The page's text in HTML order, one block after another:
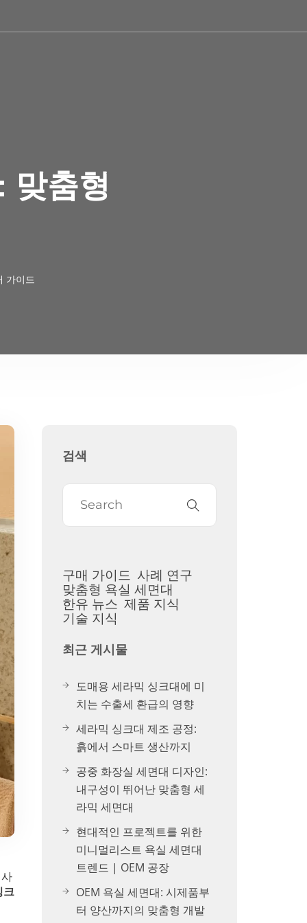
맞춤형
가이드
크
검색
구매 가이드 사례 연구
맞춤형 욕실 세면대
한유 뉴스 제품 지식
기술 지식
최근 게시물
도매용 세라믹 싱크대에 미
치는 수출세 환급의 영향
세라믹 싱크대 제조 공정:
흙에서 스마트 생산까지
공중 화장실 세면대 디자인:
내구성이 뛰어난 맞춤형 세
라믹 세면대
현대적인 프로젝트를 위한
미니멀리스트 욕실 세면대
트렌드 | OEM 공장
OEM 욕실 세면대: 시제품부
터 양산까지의 맞춤형 개발